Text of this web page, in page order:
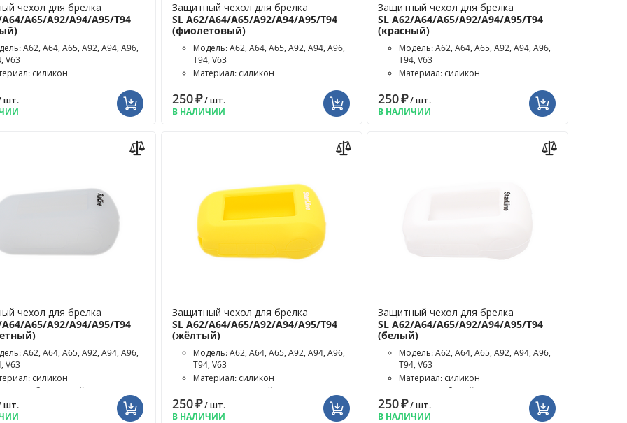
чехол для брелка
A64/A65/A92/A94/A95/T94
A62, A64, A65, A92, A94, A96,
V63
силикон
чехла: зелёный
шт.
Защитный чехол для брелка
SL A62/A64/A65/A92/A94/A95/T94
(фиолетовый)
Модель: A62, A64, A65, A92, A94, A96,
T94, V63
Материал: силикон
Цвет чехла: фиолетовый
250₽/ шт.
В НАЛИЧИИ
Защитный чехол для брелка
SL A62/A64/A65/A92/A94/A95/T94
(красный)
Модель: A62, A64, A65, A92, A94, A96,
T94, V63
Материал: силикон
Цвет чехла: красный
250₽/ шт.
В НАЛИЧИИ
чехол для брелка
A64/A65/A92/A94/A95/T94
A62, A64, A65, A92, A94, A96,
V63
силикон
чехла: бесцветный
шт.
Защитный чехол для брелка
SL A62/A64/A65/A92/A94/A95/T94
(жёлтый)
Модель: A62, A64, A65, A92, A94, A96,
T94, V63
Материал: силикон
Цвет чехла: жёлтый
250₽/ шт.
В НАЛИЧИИ
Защитный чехол для брелка
SL A62/A64/A65/A92/A94/A95/T94
(белый)
Модель: A62, A64, A65, A92, A94, A96,
T94, V63
Материал: силикон
Цвет чехла: белый
250₽/ шт.
В НАЛИЧИИ